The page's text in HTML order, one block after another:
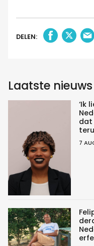
DELEN:
Laatste nieuws
‘Ik
dat
7